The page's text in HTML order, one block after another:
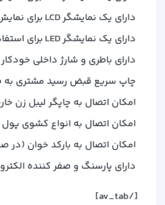
دارای یک نمایشگر LCD برای نمایش نام و قیمت کالا و تنظیمات ترازو
دارای یک نمایشگر LED برای استفاده از باطری در هنگام قطع برق
دارای باطری و شارژ داخلی
چاپ سریع قبض رسید مشتری به
امکان اتصال به چاپگر لیبل زن
امکان اتصال به انواع کشوی
امکان اتصال به بارکد خوان
دارای پارسنگ و صفر کننده
[/av_tab]